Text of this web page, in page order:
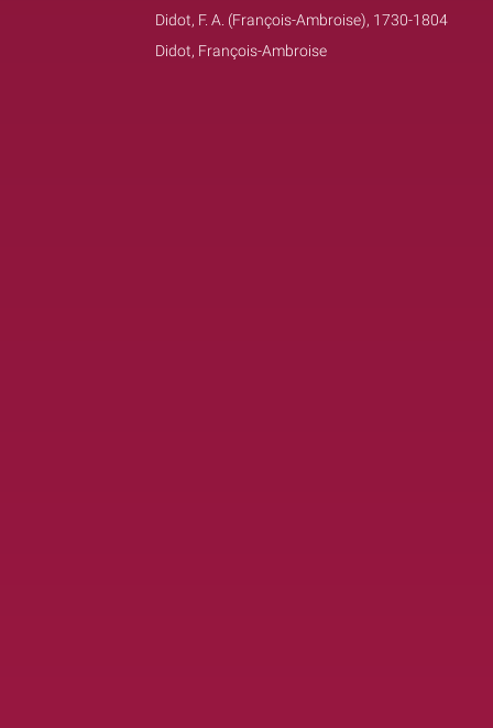
Didot, F. A. (François-Ambroise), 1730-1804
Didot, François-Ambroise